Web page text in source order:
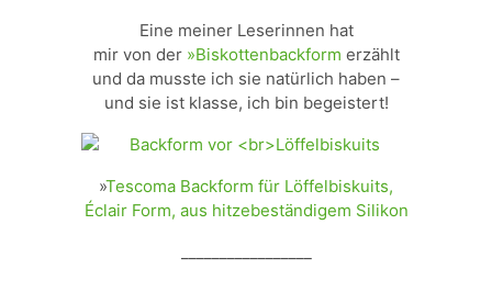
Eine meiner Leserinnen hat
mir von der »Biskottenbackform erzählt
und da musste ich sie natürlich haben –
und sie ist klasse, ich bin begeistert!
»Tescoma Backform für Löffelbiskuits,
Éclair Form, aus hitzebeständigem Silikon